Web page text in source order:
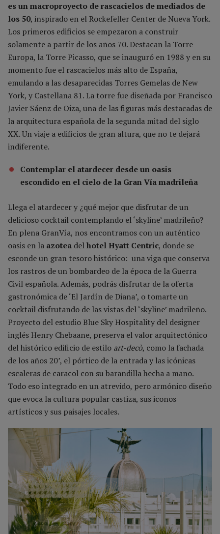
es un macroproyecto de rascacielos de mediados de
los 50, inspirado en el Rockefeller Center de Nueva York.
Los primeros edificios se empezaron a construir
solamente a partir de los años 70. Destacan la Torre
Europa, la Torre Picasso, que se inauguró en 1988 y en su
momento fue el rascacielos más alto de España,
emulando a las desaparecidas Torres Gemelas de New
York, y Castellana 81. La torre fue diseñada por Francisco
Javier Sáenz de Oiza, una de las figuras más destacadas de
la arquitectura española de la segunda mitad del siglo
XX. Un viaje a edificios de gran altura, que no te dejará
indiferente.
Contemplar el atardecer desde un oasis
escondido en el cielo de la Gran Vía madrileña
Llega el atardecer y ¿qué mejor que disfrutar de un
delicioso cocktail contemplando el ‘skyline’ madrileño?
En plena GranVía, nos encontramos con un auténtico
oasis en la azotea delhotel Hyatt Centric, donde se
esconde un gran tesoro histórico: una viga que conserva
los rastros de un bombardeo de la época de la Guerra
Civil española. Además, podrás disfrutar de la oferta
gastronómica de ‘El Jardín de Diana’, o tomarte un
cocktail disfrutando de las vistas del ‘skyline’ madrileño.
Proyecto del estudio Blue Sky Hospitality del designer
inglés Henry Chebaane, preserva el valor arquitectónico
del histórico edificio de estilo art-decò, como la fachada
de los años 20’, el pórtico de la entrada y las icónicas
escaleras de caracol con su barandilla hecha a mano.
Todo eso integrado en un atrevido, pero armónico diseño
que evoca la cultura popular castiza, sus iconos
artísticos y sus paisajes locales.